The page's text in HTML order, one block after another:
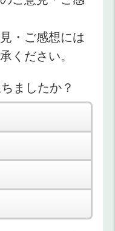
・ご感想には
ください。
ましたか？